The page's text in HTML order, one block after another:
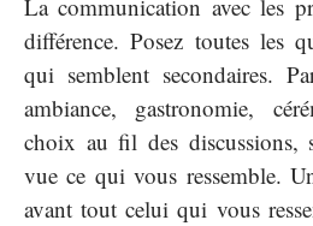
La communication avec les
différence. Posez toutes les
qui semblent secondaires.
ambiance, gastronomie,
choix au fil des discussions,
vue ce qui vous ressemble.
avant tout celui qui vous